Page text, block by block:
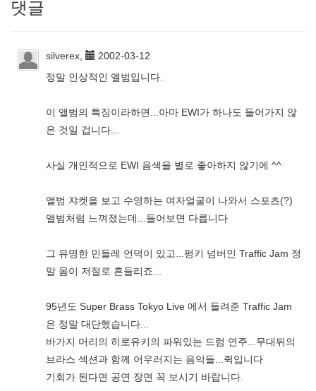
댓글
silverex,
2002-03-12
정말 인상적인 앨범입니다.
이 앨범의 특징이라하면...아마 EWI가 하나도 들어가지 않
은 것일 겁니다...
사실 개인적으로 EWI 음색을 별로 좋아하지 않기에 ^^
앨범 쟈켓을 보고 수영하는 여자얼굴이 나와서 스포츠(?)
앨범처럼 느껴졌는데...들어보면 다릅니다
그 유명한 민들레 언덕이 있고...펑키 넘버인 Traffic Jam 정
말 몸이 저절로 흔들리죠...
95년도 Super Brass Tokyo Live 에서 들려준 Traffic Jam
은 정말 대단했습니다...
바가지 머리의 히로유키의 파워있는 드럼 연주...무대뒤의
브라스 섹션과 함께 어우러지는 음악들...쥑입니다
기회가 된다면 공연 장면 꼭 보시기 바랍니다.